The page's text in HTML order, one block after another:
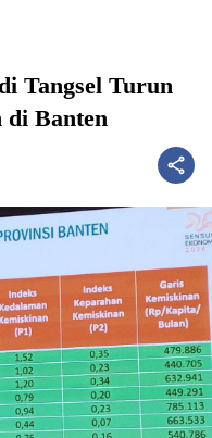
Tangsel Turun
di Banten